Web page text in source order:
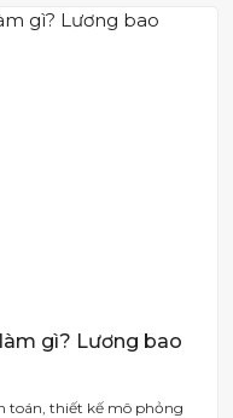
gì? Lương bao
toán, thiết kế mô phỏng